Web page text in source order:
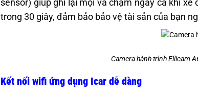
sensor) giúp ghi lại mọi va chạm ngay cả khi
trong 30 giây, đảm bảo bảo vệ tài sản của bạn
Camera hành trình Ellicam
Kết nối wifi ứng dụng Icar dễ dàng